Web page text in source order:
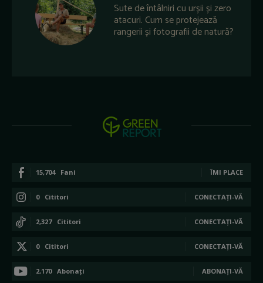
Sute de întâlniri cu urșii și zero
atacuri. Cum se protejează
rangerii și fotografii de natură?
15,704 Fani ÎMI PLACE
0 Cititori CONECTAȚI-VĂ
2,327 Cititori CONECTAȚI-VĂ
0 Cititori CONECTAȚI-VĂ
2,170 Abonați ABONAȚI-VĂ